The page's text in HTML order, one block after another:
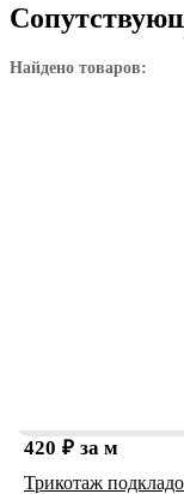
Найдено товаров:
420 ₽ за м
Трикотаж